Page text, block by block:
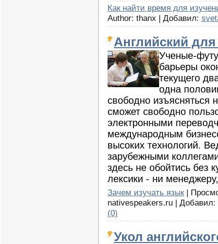
Как найти время для
Author: thanx | Добавил:
Английский
Ученые-
барьеры
текущего
одна
свободно изъясняться
сможет свободно
электронными
международным
высоких технологий.
зарубежными
здесь не обойтись без
лексики - ни
Зачем изучать язык|
nativespeakers.ru | Добавил:
(0)
Укол